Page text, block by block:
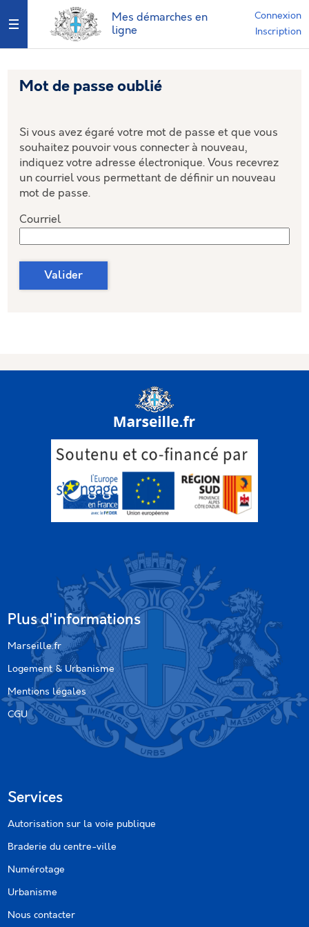
Mes démarches en
ligne
Connexion
Inscription
Ouvrir le menu
Mot de passe oublié
Si vous avez égaré votre mot de passe et que vous
souhaitez pouvoir vous connecter à nouveau,
indiquez votre adresse électronique. Vous recevrez
un courriel vous permettant de définir un nouveau
mot de passe.
Courriel
Valider
Plus d'informations
Marseille.fr
Logement & Urbanisme
Mentions légales
CGU
Services
Autorisation sur la voie publique
Braderie du centre-ville
Numérotage
Urbanisme
Nous contacter